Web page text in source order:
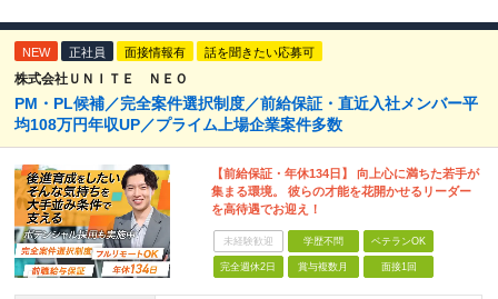
NEW 正社員 面接情報有 話を聞きたい応募可
株式会社ＵＮＩＴＥ ＮＥＯ
PM・PL候補／完全案件選択制度／前給保証・直近入社メンバー平
均108万円年収UP／プライム上場企業案件多数
【前給保証・年休134日】 向上心に満ちた若手が
集まる環境。 彼らの才能を花開かせるリーダー
を高待遇でお迎え！
未経験歓迎 学歴不問 ベテランOK
完全週休2日 賞与複数月 面接1回